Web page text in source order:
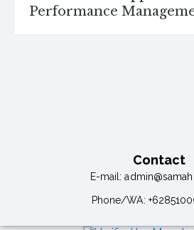
Performance
Contact
E-mail:
Phone/WA: